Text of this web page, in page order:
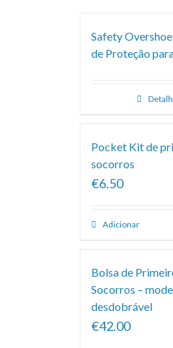
Safety
de Proteção
Pocket Kit de
socorros
€6.50
Adicionar
Bolsa de
Socorros –
desdobrável
€42.00